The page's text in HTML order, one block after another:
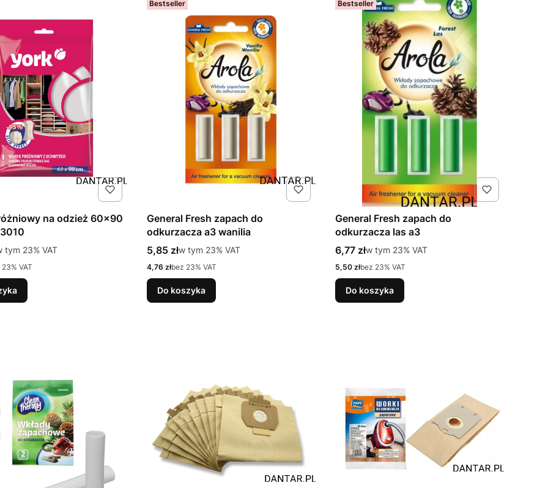
na odzież 60x90
tym %s VAT
tym 23% VAT
VAT
Bestseller
General Fresh zapach do
odkurzacza a3 wanilia
Cena brutto
5,85 złw tym %s VAT
w tym 23% VAT
Cena netto
4,76 złbez 23% VAT
Do koszyka
Bestseller
General Fresh zapach do
odkurzacza las a3
Cena brutto
6,77 złw tym %s VAT
w tym 23% VAT
Cena netto
5,50 złbez 23% VAT
Do koszyka